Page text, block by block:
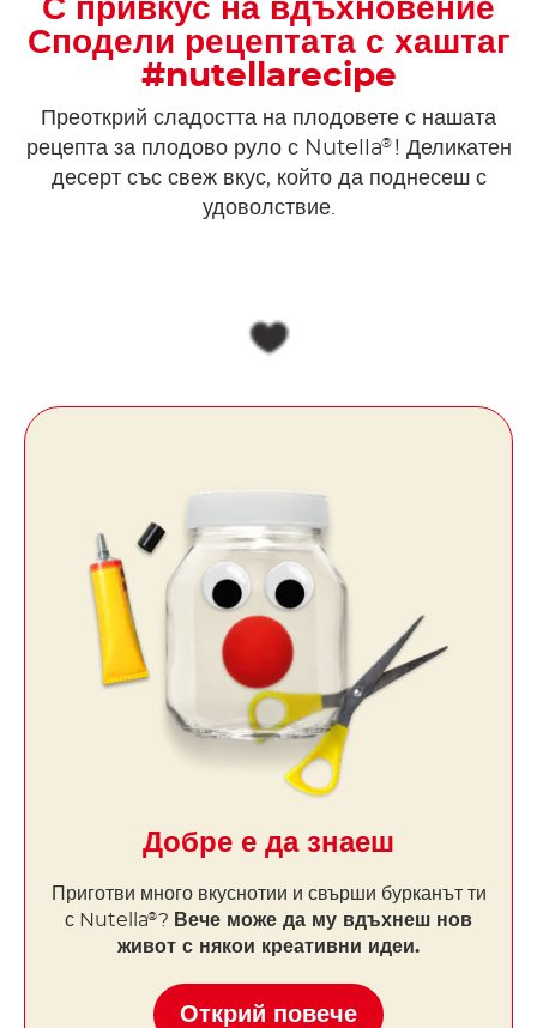
С привкус на вдъхновение
Сподели рецептата с хаштаг
#nutellarecipe
Преоткрий сладостта на плодовете с нашата
рецепта за плодово руло с Nutella® ! Деликатен
десерт със свеж вкус, който да поднесеш с
удоволствие.
Добре е да знаеш
Приготви много вкуснотии и свърши бурканът ти
с Nutella®? Вече може да му вдъхнеш нов
живот с някои креативни идеи.
Открий повече